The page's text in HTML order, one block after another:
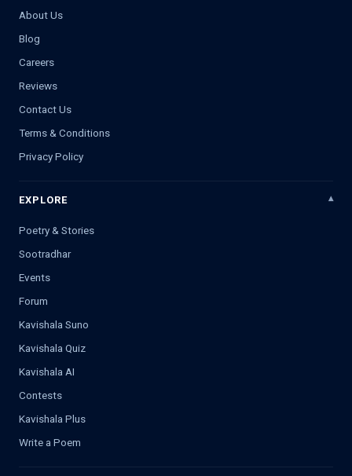
About Us
Blog
Careers
Reviews
Contact Us
Terms & Conditions
Privacy Policy
EXPLORE
Poetry & Stories
Sootradhar
Events
Forum
Kavishala Suno
Kavishala Quiz
Kavishala AI
Contests
Kavishala Plus
Write a Poem